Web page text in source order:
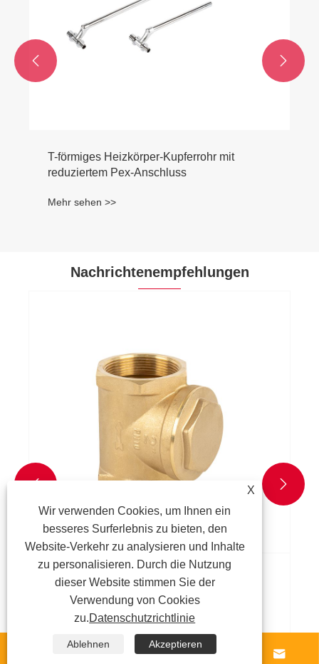
 
Nachrichtenempfehlungen
Mehr sehen >>
 
 
X
Wir verwenden Cookies, um Ihnen ein
besseres Surferlebnis zu bieten, den
Website-Verkehr zu analysieren und Inhalte
zu personalisieren. Durch die Nutzung
dieser Website stimmen Sie der
Verwendung von Cookies
zu.Datenschutzrichtlinie
Ablehnen Akzeptieren